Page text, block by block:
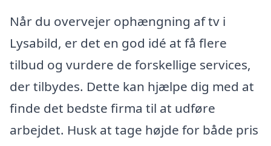
Når du overvejer ophængning af tv i
Lysabild, er det en god idé at få flere
tilbud og vurdere de forskellige services,
der tilbydes. Dette kan hjælpe dig med at
finde det bedste firma til at udføre
arbejdet. Husk at tage højde for både pris